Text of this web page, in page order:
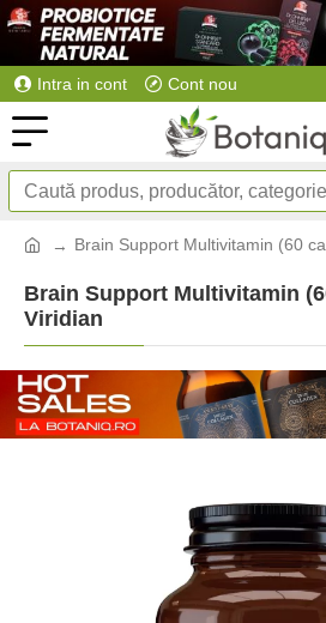
Intra in cont Cont nou
Brain Support Multivitamin (60
Brain Support Multivitamin
Viridian